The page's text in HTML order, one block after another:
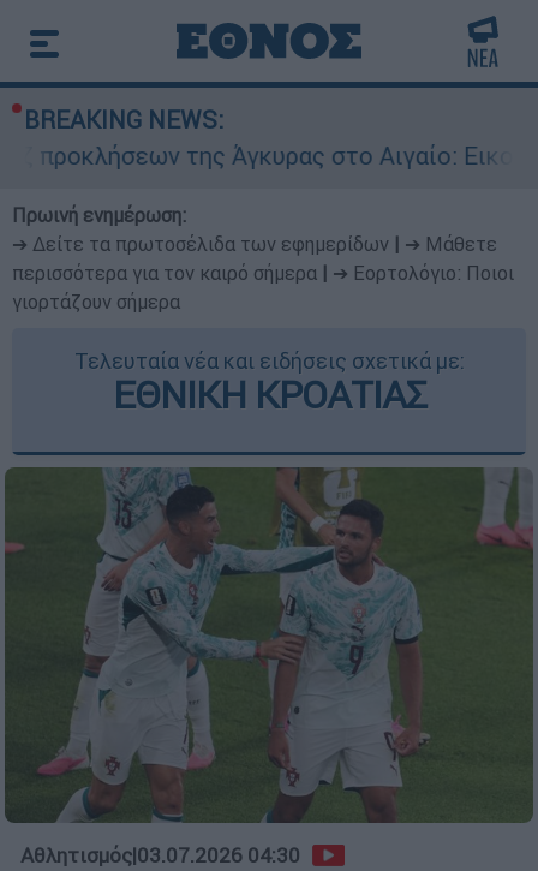
BREAKING NEWS:
της Άγκυρας στο Αιγαίο: Εικονική αερομαχία
Πρωινή ενημέρωση:
➔ Δείτε τα πρωτοσέλιδα των εφημερίδων
➔ Μάθετε
περισσότερα για τον καιρό σήμερα
➔ Εορτολόγιο: Ποιοι
γιορτάζουν σήμερα
Τελευταία νέα και ειδήσεις σχετικά με:
ΕΘΝΙΚΗ ΚΡΟΑΤΙΑΣ
Αθλητισμός|03.07.2026 04:30